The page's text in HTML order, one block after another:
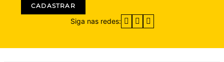
CADASTRAR
Siga nas redes: